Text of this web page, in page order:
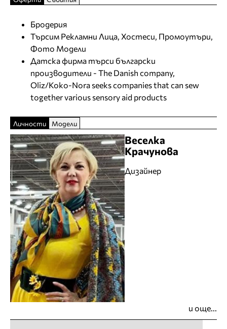
Бродерия
Търсим Рекламни Лица, Хостеси, Промоутъри,
Фото Модели
Датска фирма търси български
производители - The Danish company,
Oliz/Koko-Nora seeks companies that can sew
together various sensory aid products
Личности Модели
Веселка
Крачунова
Дизайнер
и още...